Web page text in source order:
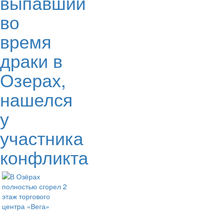
во
время
драки в
Озерах,
нашелся
у
участника
конфликта